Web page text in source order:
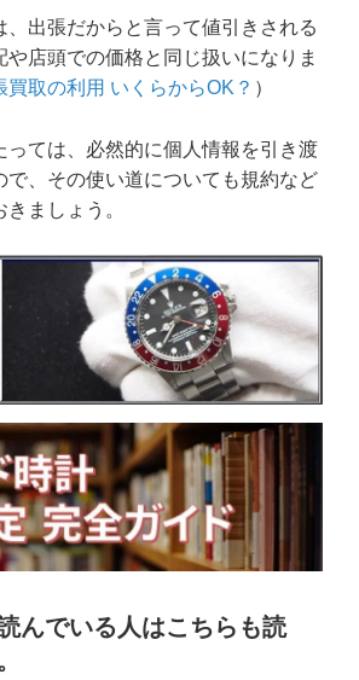
、出張だからと言って値引きされる
や店頭での価格と同じ扱いになりま
買取の利用 いくらからOK？ ）
っては、必然的に個人情報を引き渡
で、その使い道についても規約など
ましょう。
んでいる人はこちらも読